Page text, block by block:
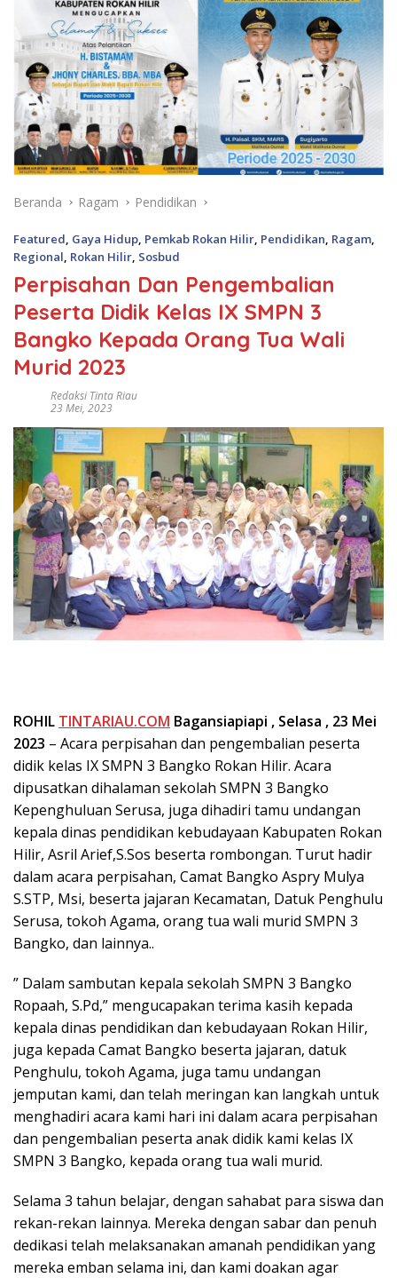
Beranda Ragam Pendidikan
Featured Gaya Hidup Pemkab Rokan Hilir Pendidikan Ragam
Regional Rokan Hilir Sosbud
Perpisahan Dan Pengembalian
Peserta Didik Kelas IX SMPN 3
Bangko Kepada Orang Tua Wali
Murid 2023
Redaksi Tinta Riau
23 Mei, 2023
ROHIL TINTARIAU.COM Bagansiapiapi , Selasa , 23 Mei
2023 – Acara perpisahan dan pengembalian peserta
didik kelas IX SMPN 3 Bangko Rokan Hilir. Acara
dipusatkan dihalaman sekolah SMPN 3 Bangko
Kepenghuluan Serusa, juga dihadiri tamu undangan
kepala dinas pendidikan kebudayaan Kabupaten Rokan
Hilir, Asril Arief,S.Sos beserta rombongan. Turut hadir
dalam acara perpisahan, Camat Bangko Aspry Mulya
S.STP, Msi, beserta jajaran Kecamatan, Datuk Penghulu
Serusa, tokoh Agama, orang tua wali murid SMPN 3
Bangko, dan lainnya..
” Dalam sambutan kepala sekolah SMPN 3 Bangko
Ropaah, S.Pd,” mengucapakan terima kasih kepada
kepala dinas pendidikan dan kebudayaan Rokan Hilir,
juga kepada Camat Bangko beserta jajaran, datuk
Penghulu, tokoh Agama, juga tamu undangan
jemputan kami, dan telah meringan kan langkah untuk
menghadiri acara kami hari ini dalam acara perpisahan
dan pengembalian peserta anak didik kami kelas IX
SMPN 3 Bangko, kepada orang tua wali murid.
Selama 3 tahun belajar, dengan sahabat para siswa dan
rekan-rekan lainnya. Mereka dengan sabar dan penuh
dedikasi telah melaksanakan amanah pendidikan yang
mereka emban selama ini, dan kami doakan agar